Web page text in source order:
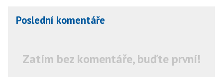
Poslední komentáře
Zatím bez komentáře, buďte první!